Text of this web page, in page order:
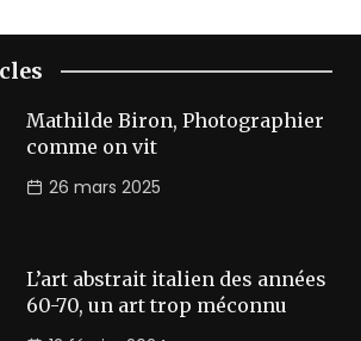
Mathilde Biron, Photographier
comme on vit
26 mars 2025
L’art abstrait italien des années
60-70, un art trop méconnu